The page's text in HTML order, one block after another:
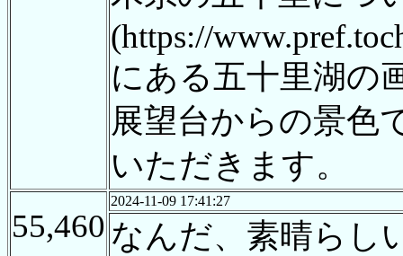
(https://
にある五十里湖の
展望台からの景色
いただきます。
55,460
2024-11-09 17:41:27
なんだ、素晴らし